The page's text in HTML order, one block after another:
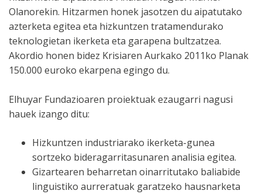
Olanorekin. Hitzarmen honek jasotzen du aipatutako
azterketa egitea eta hizkuntzen tratamendurako
teknologietan ikerketa eta garapena bultzatzea.
Akordio honen bidez Krisiaren Aurkako 2011ko Planak
150.000 euroko ekarpena egingo du.
Elhuyar Fundazioaren proiektuak ezaugarri nagusi
hauek izango ditu:
Hizkuntzen industriarako ikerketa-gunea
sortzeko bideragarritasunaren analisia egitea.
Gizartearen beharretan oinarritutako baliabide
linguistiko aurreratuak garatzeko hausnarketa